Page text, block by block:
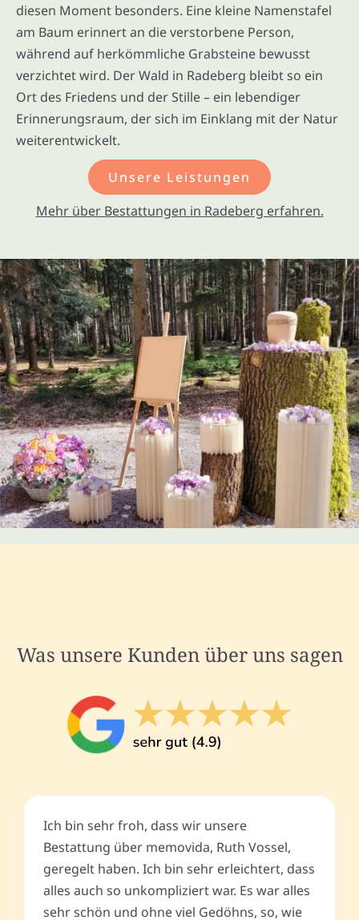
diesen Moment besonders. Eine kleine Namenstafel
am Baum erinnert an die verstorbene Person,
während auf herkömmliche Grabsteine bewusst
verzichtet wird. Der Wald in Radeberg bleibt so ein
Ort des Friedens und der Stille – ein lebendiger
Erinnerungsraum, der sich im Einklang mit der Natur
weiterentwickelt.
Unsere Leistungen
Mehr über Bestattungen in Radeberg erfahren.
Was unsere Kunden über uns sagen
Ich bin sehr froh, dass wir unsere
Bestattung über memovida, Ruth Vossel,
geregelt haben. Ich bin sehr erleichtert, dass
alles auch so unkompliziert war. Es war alles
sehr schön und ohne viel Gedöhns, so, wie